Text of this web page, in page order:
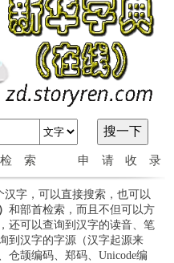
索 申请收录
汉字，可以直接搜索，也可以
和部首检索，而且不但可以方
还可以查询到汉字的读音、笔
到汉字的字源（汉字起源来
仓颉编码、郑码、Unicode编